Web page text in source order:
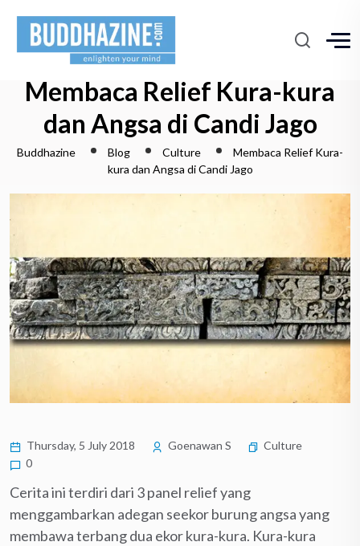
Membaca Relief Kura-kura
dan Angsa di Candi Jago
Buddhazine Blog Culture
Membaca Relief Kura-
kura dan Angsa di Candi Jago
Thursday, 5 July 2018 Goenawan S
Culture
0
Cerita ini terdiri dari 3 panel relief yang
menggambarkan adegan seekor burung angsa yang
membawa terbang dua ekor kura-kura. Kura-kura